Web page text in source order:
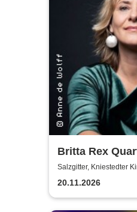
Britta Rex
Witches,
Salzgitter, Kniestedter
20.11.2026